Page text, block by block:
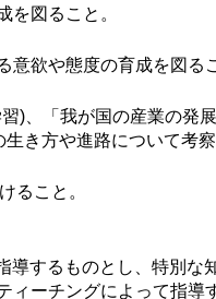
図ること。
欲や態度の育成を図る
)、「我が国の産業の発
き方や進路について考察
ること。
するものとし、特別な
ーチングによって指導